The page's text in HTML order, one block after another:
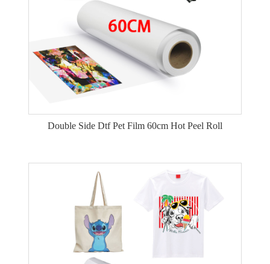
Double Side Dtf Pet Film 60cm Hot Peel Roll